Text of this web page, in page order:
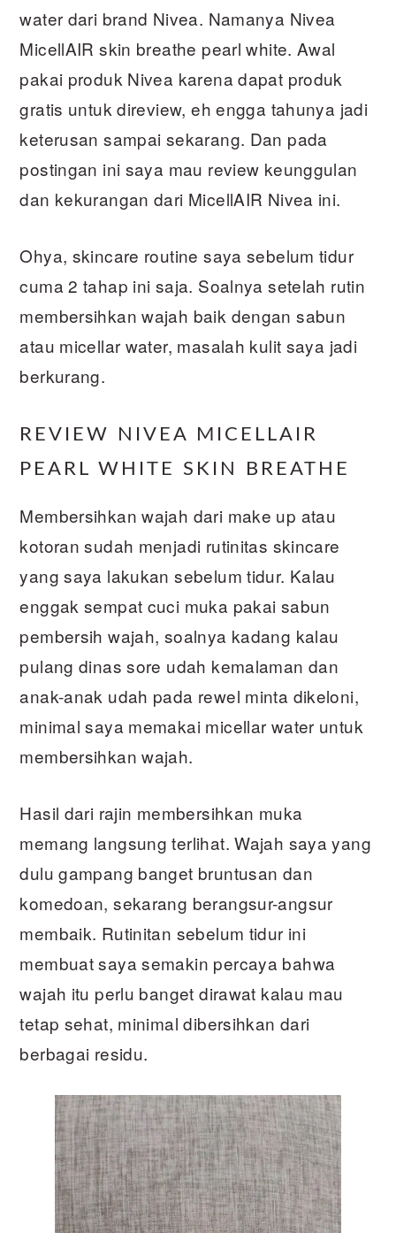
water dari brand Nivea. Namanya Nivea
MicellAIR skin breathe pearl white. Awal
pakai produk Nivea karena dapat produk
gratis untuk direview, eh engga tahunya jadi
keterusan sampai sekarang. Dan pada
postingan ini saya mau review keunggulan
dan kekurangan dari MicellAIR Nivea ini.
Ohya, skincare routine saya sebelum tidur
cuma 2 tahap ini saja. Soalnya setelah rutin
membersihkan wajah baik dengan sabun
atau micellar water, masalah kulit saya jadi
berkurang.
REVIEW NIVEA MICELLAIR
PEARL WHITE SKIN BREATHE
Membersihkan wajah dari make up atau
kotoran sudah menjadi rutinitas skincare
yang saya lakukan sebelum tidur. Kalau
enggak sempat cuci muka pakai sabun
pembersih wajah, soalnya kadang kalau
pulang dinas sore udah kemalaman dan
anak-anak udah pada rewel minta dikeloni,
minimal saya memakai micellar water untuk
membersihkan wajah.
Hasil dari rajin membersihkan muka
memang langsung terlihat. Wajah saya yang
dulu gampang banget bruntusan dan
komedoan, sekarang berangsur-angsur
membaik. Rutinitan sebelum tidur ini
membuat saya semakin percaya bahwa
wajah itu perlu banget dirawat kalau mau
tetap sehat, minimal dibersihkan dari
berbagai residu.